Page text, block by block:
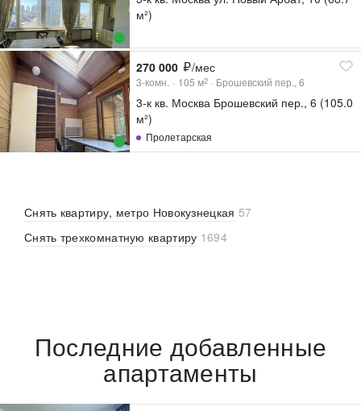
м²)
270 000 /мес
3-комн. 105 м2 Брошевский пер., 6
3-к кв. Москва Брошевский пер., 6 (105.0
м²)
Пролетарская
Снять квартиру, метро Новокузнецкая 57
Снять трехкомнатную квартиру 1694
Последние добавленные
апартаменты